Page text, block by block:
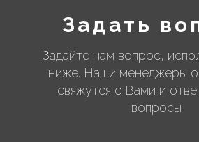
Задать
Задайте нам вопрос,
ниже. Наши менеджеры
свяжутся с Вами и
вопросы